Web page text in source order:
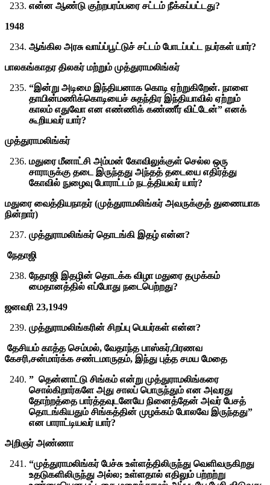
என்ன ஆண்டு குற்றபரம்பரை சட்டம் நீக்கப்பட்டது?
1948
ஆங்கில அரசு வாய்ப்பூட்டுச் சட்டம் போடப்பட்ட நபர்கள் யார்?
பாலகங்காதர திலகர் மற்றும் முத்துராமலிங்கர்
“இன்று அடிமை இந்தியனாக கொடி ஏற்றுகிறேன். நாளை
தாயின்மணிக்கொடியைச் சுதந்திர இந்தியாவில் ஏற்றும்
காலம் எதுவோ என எண்ணிக் கண்ணீர் விட்டேன்” எனக்
கூறியவர் யார்?
முத்துராமலிங்கர்
மதுரை மீனாட்சி அம்மன் கோவிலுக்குள் செல்ல ஒரு
சாராருக்கு தடை இருந்தது அந்தத் தடையை எதிர்த்து
கோவில் நுழைவு போராட்டம் நடத்தியவர் யார்?
மதுரை வைத்தியநாதர் (முத்துராமலிங்கர் அவருக்குத் துணையாக
நின்றார்)
முத்துராமலிங்கர் தொடங்கி இதழ் என்ன?
நேதாஜி
நேதாஜி இதழின் தொடக்க விழா மதுரை தமுக்கம்
மைதானத்தில் எப்போது நடைபெற்றது?
ஜனவரி 23,1949
முத்துராமலிங்கரின் சிறப்பு பெயர்கள் என்ன?
தேசியம் காத்த செம்மல், வேதாந்த பாஸ்கர்,பிரணவ
கேசரி,சன்மார்க்க சண்டமாருதம், இந்து புத்த சமய மேதை
” தென்னாட்டு சிங்கம் என்று முத்துராமலிங்கரை
சொல்கிறார்களே அது சாலப் பொருந்தும் என அவரது
தோற்றத்தை பார்த்தவுடனேயே நினைத்தேன் அவர் பேசத்
தொடங்கியதும் சிங்கத்தின் முழக்கம் போலவே இருந்தது”
என பாராட்டியவர் யார்?
அறிஞர் அண்ணா
“முத்துராமலிங்கர் பேச்சு உள்ளத்திலிருந்து வெளிவருகிறது
உதடுகளிலிருந்து அல்ல; உள்ளதால் எதிலும் பற்றற்று